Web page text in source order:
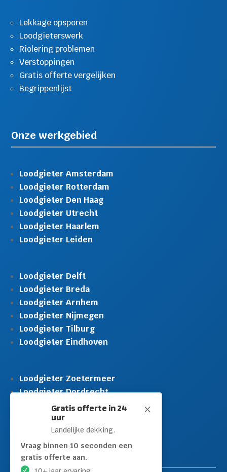
M
Gratis offerte in 24
uur
Landelijke dekking.
Vraag binnen 10 seconden een
gratis offerte aan.
Lekkage opsporen
Loodgieterswerk
Riolering problemen
Verstoppingen
Gratis offerte vergelijken
Begrippenlijst
Onze werkgebied
Loodgieter Amsterdam
Loodgieter Rotterdam
Loodgieter Den Haag
Loodgieter Utrecht
Loodgieter Haarlem
Loodgieter Leiden
Loodgieter Delft
Loodgieter Breda
Loodgieter Arnhem
Loodgieter Nijmegen
Loodgieter Tilburg
Loodgieter Eindhoven
Loodgieter Zoetermeer
Loodgieter Dordrecht
Loodgieter Rijswijk
Loodgieter Schiedam
Loodgieter Leidschendam
Loodgieter Hilversum